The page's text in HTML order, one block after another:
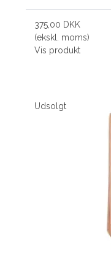
375,00 DKK
(ekskl. moms)
Vis produkt
Udsolgt